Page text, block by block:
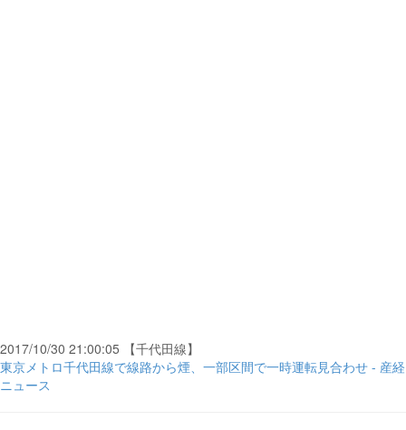
2017/10/30 21:00:05 【千代田線】
東京メトロ千代田線で線路から煙、一部区間で一時運転見合わせ - 産経
ニュース